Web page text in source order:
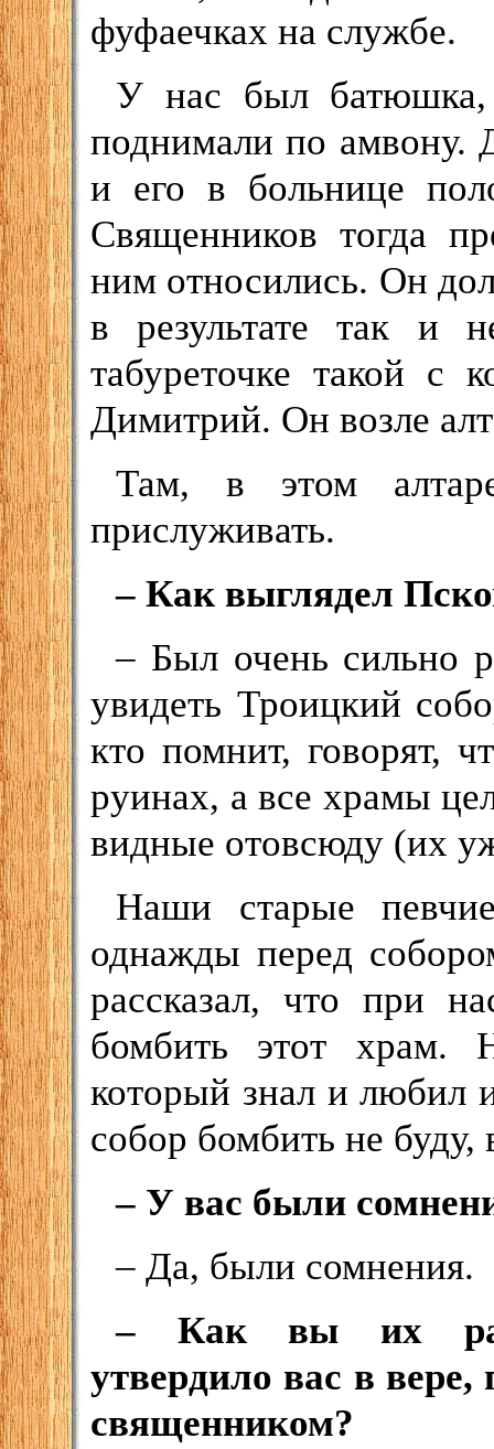
фуфаечках на службе.
У нас был батюшка,
поднимали по амвону.
и его в больнице
Священников тогда
ним относились. Он
в результате так и
табуреточке такой с
Димитрий. Он возле
Там, в этом
прислуживать.
– Как выглядел
– Был очень сильно
увидеть Троицкий
кто помнит, говорят,
руинах, а все храмы
видные отовсюду (их
Наши старые
однажды перед
рассказал, что при
бомбить этот храм.
который знал и любил
собор бомбить не буду,
– У вас были
– Да, были сомнения.
– Как вы их
утвердило вас в
священником?